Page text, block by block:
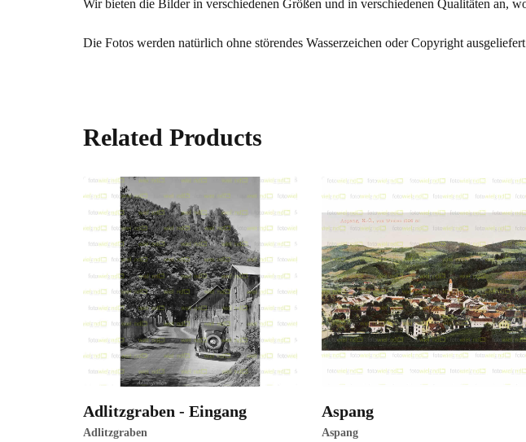
Wir bieten die Bilder in verschiedenen Größen und in verschiedenen Qualitäten an,
Die Fotos werden natürlich ohne störendes Wasserzeichen oder Copyright
Related Products
ansehen
Adlitzgraben - Eingang
Adlitzgraben
ansehen
Aspang
Aspang